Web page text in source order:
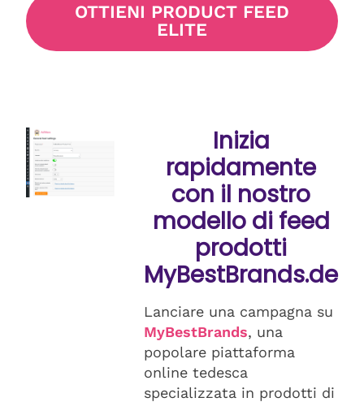
OTTIENI PRODUCT FEED
ELITE
Inizia
rapidamente
con il nostro
modello di feed
prodotti
MyBestBrands.de
Lanciare una campagna su
MyBestBrands, una
popolare piattaforma
online tedesca
specializzata in prodotti di